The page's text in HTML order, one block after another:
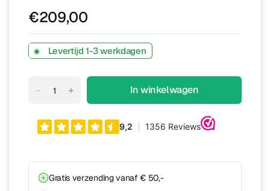
€209,00
Levertijd 1-3 werkdagen
In winkelwagen
Gratis verzending vanaf € 50,-